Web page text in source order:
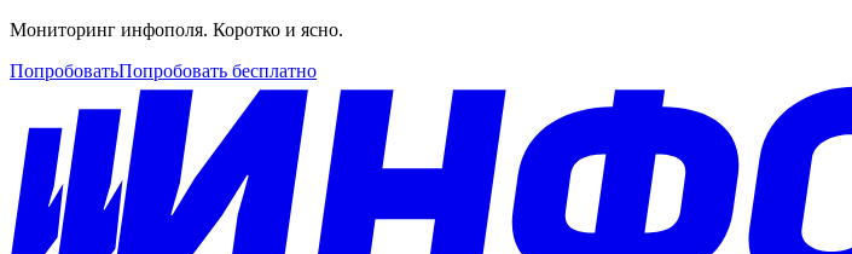
Мониторинг инфополя. Коротко и ясно.
ПопробоватьПопробовать бесплатно